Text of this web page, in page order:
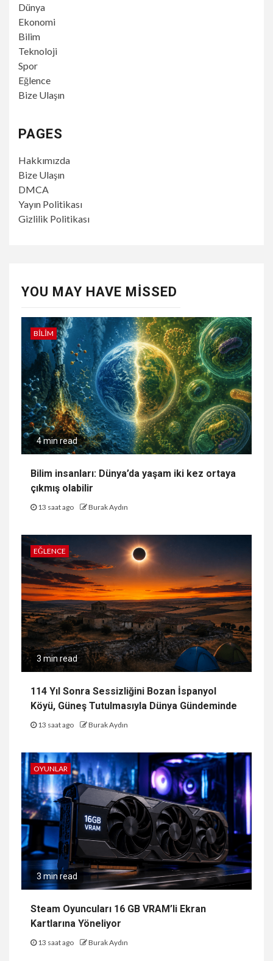
Dünya
Ekonomi
Bilim
Teknoloji
Spor
Eğlence
Bize Ulaşın
PAGES
Hakkımızda
Bize Ulaşın
DMCA
Yayın Politikası
Gizlilik Politikası
YOU MAY HAVE MISSED
BILIM
4 min read
Bilim insanları: Dünya’da yaşam iki kez ortaya
çıkmış olabilir
13 saat ago Burak Aydın
EĞLENCE
3 min read
114 Yıl Sonra Sessizliğini Bozan İspanyol
Köyü, Güneş Tutulmasıyla Dünya Gündeminde
13 saat ago Burak Aydın
OYUNLAR
3 min read
Steam Oyuncuları 16 GB VRAM’li Ekran
Kartlarına Yöneliyor
13 saat ago Burak Aydın